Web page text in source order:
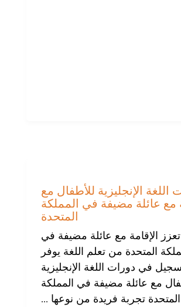
اللغة الإنجليزية للأطفال مع
مع عائلة مضيفة في المملكة
المتحدة
الإقامة مع عائلة مضيفة في
المتحدة من تعلم اللغة يوفر
في دورات اللغة الإنجليزية
مع عائلة مضيفة في المملكة
المتحدة تجربة فريدة من نوعها ...